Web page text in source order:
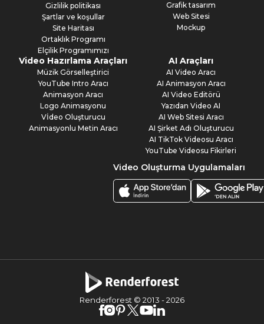
Gizlilik politikası
Şartlar ve koşullar
Site Haritası
Ortaklık Programı
Elçilik Programımızı
Grafik tasarım
Web Sitesi
Mockup
Video Hazırlama Araçları
Müzik Görselleştirici
YouTube Intro Aracı
Animasyon Aracı
Logo Animasyonu
Vİdeo Oluşturucu
Animasyonlu Metin Aracı
AI Araçları
AI Video Aracı
AI Animasyon Aracı
AI Video Editörü
Yazıdan Video AI
AI Web Sitesi Aracı
AI Şirket Adı Oluşturucu
AI TikTok Videosu Aracı
YouTube Videosu Fikirleri
Video Oluşturma Uygulamaları
Renderforest © 2013 -2026